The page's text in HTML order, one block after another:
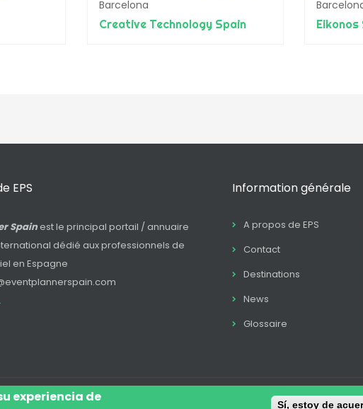
Barcelona
Creative Technology Spain
EPS
Spainest le principal portail / annuaire
dédié aux professionnels de
en Espagne
Information générale
A propos de EPS
Contact
Destinations
News
Glossaire
Politique Cookie
experiencia de
Sí, estoy de